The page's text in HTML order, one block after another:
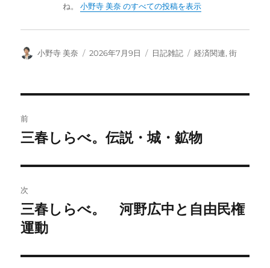
ね。小野寺 美奈 のすべての投稿を表示
投
小野寺 美奈
投
2026年7月9日
カ
日記雑記
タ
経済関連,街
稿
ビ
ゲ
ー
シ
前
前
投
稿:
三春しらべ。伝説・城・鉱物
次
次
の
稿:
三春しらべ。 河野広中と自由民権
運動